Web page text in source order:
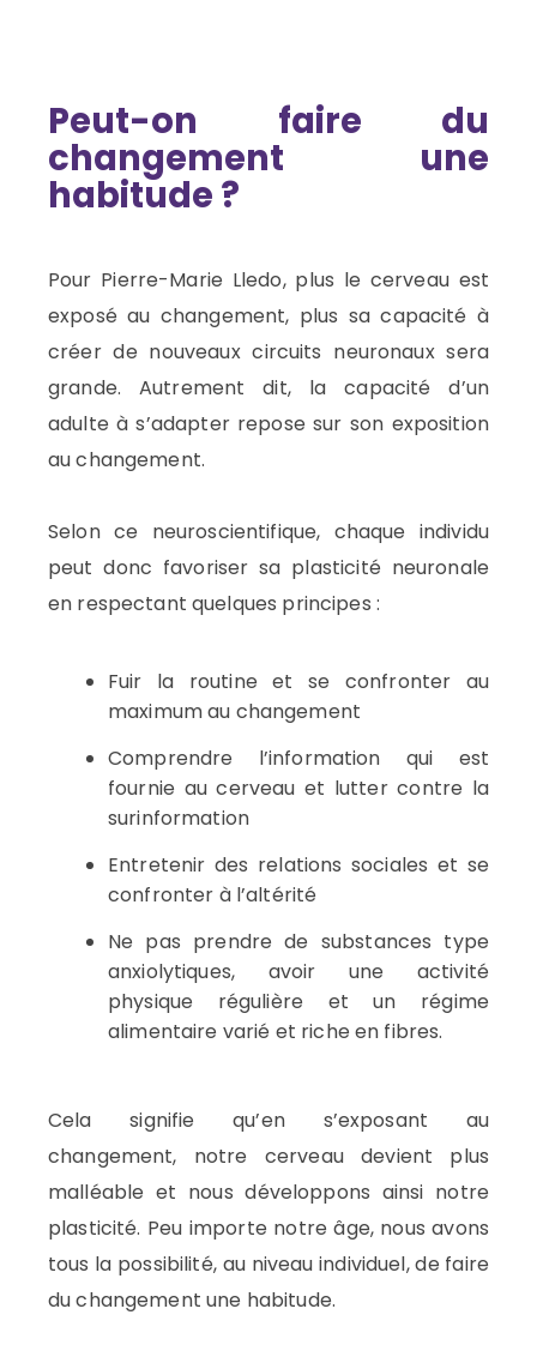
Peut-on faire du
changement une
habitude ?
Pour Pierre-Marie Lledo, plus le cerveau est
exposé au changement, plus sa capacité à
créer de nouveaux circuits neuronaux sera
grande. Autrement dit, la capacité d’un
adulte à s’adapter repose sur son exposition
au changement.
Selon ce neuroscientifique, chaque individu
peut donc favoriser sa plasticité neuronale
en respectant quelques principes :
Fuir la routine et se confronter au
maximum au changement
Comprendre l’information qui est
fournie au cerveau et lutter contre la
surinformation
Entretenir des relations sociales et se
confronter à l’altérité
Ne pas prendre de substances type
anxiolytiques, avoir une activité
physique régulière et un régime
alimentaire varié et riche en fibres.
Cela signifie qu’en s’exposant au
changement, notre cerveau devient plus
malléable et nous développons ainsi notre
plasticité. Peu importe notre âge, nous avons
tous la possibilité, au niveau individuel, de faire
du changement une habitude.